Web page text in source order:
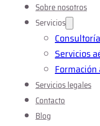
Sobre nosotros
Servicios
Servicios
Servicios legales
Contacto
Blog